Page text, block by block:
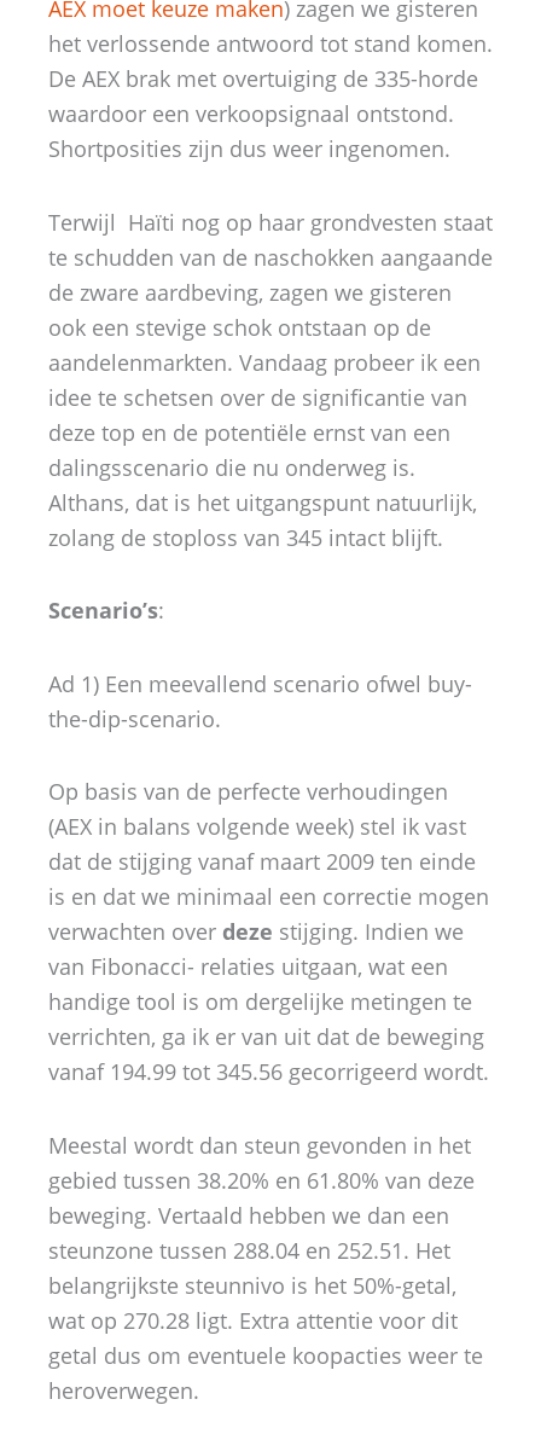
AEX moet keuze maken) zagen we gisteren
het verlossende antwoord tot stand komen.
De AEX brak met overtuiging de 335-horde
waardoor een verkoopsignaal ontstond.
Shortposities zijn dus weer ingenomen.
Terwijl Haïti nog op haar grondvesten staat
te schudden van de naschokken aangaande
de zware aardbeving, zagen we gisteren
ook een stevige schok ontstaan op de
aandelenmarkten. Vandaag probeer ik een
idee te schetsen over de significantie van
deze top en de potentiële ernst van een
dalingsscenario die nu onderweg is.
Althans, dat is het uitgangspunt natuurlijk,
zolang de stoploss van 345 intact blijft.
Scenario’s:
Ad 1) Een meevallend scenario ofwel buy-
the-dip-scenario.
Op basis van de perfecte verhoudingen
(AEX in balans volgende week) stel ik vast
dat de stijging vanaf maart 2009 ten einde
is en dat we minimaal een correctie mogen
verwachten over deze stijging. Indien we
van Fibonacci- relaties uitgaan, wat een
handige tool is om dergelijke metingen te
verrichten, ga ik er van uit dat de beweging
vanaf 194.99 tot 345.56 gecorrigeerd wordt.
Meestal wordt dan steun gevonden in het
gebied tussen 38.20% en 61.80% van deze
beweging. Vertaald hebben we dan een
steunzone tussen 288.04 en 252.51. Het
belangrijkste steunnivo is het 50%-getal,
wat op 270.28 ligt. Extra attentie voor dit
getal dus om eventuele koopacties weer te
heroverwegen.